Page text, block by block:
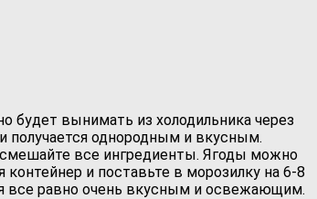
будет вынимать из холодильника через
получается однородным и вкусным.
все ингредиенты. Ягоды можно
и поставьте в морозилку на 6-8
все равно очень вкусным и освежающим.